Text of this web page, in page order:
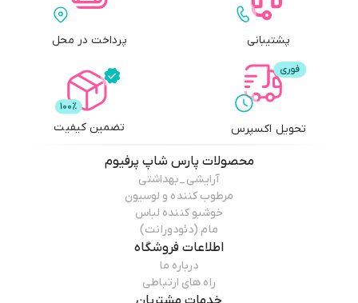
پشتیبانی پرداخت در محل
تحویل اکسپرس تضمین کیفیت
محصولات پارس شاپ پرفیوم
آرایشی_بهداشتی
مرطوب کننده و لوسیون
خوشبو کننده لباس
مام (دئودورانت)
اطلاعات فروشگاه
درباره ما
راه های ارتباطی